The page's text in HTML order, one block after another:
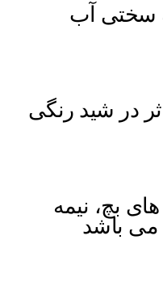
سختی آب
در شید رنگی
بچ، نیمه
می باشد